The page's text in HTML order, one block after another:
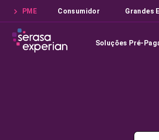
PME Consumidor Grandes
Soluções Pré-